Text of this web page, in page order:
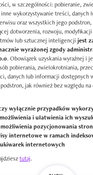
w szczególności: pobieranie,
wykorzystywanie treści, danych
oraz wszystkich jego
dotworzenia, rozwoju,
lub sztucznej inteligencji jest
wyrażonej zgody
. Obowiązek uzyskania wyraźnej i
pobierania, zwielokrotniania,
danych lub informacji dostępnych
jak również bez względu
wyłącznie przypadków
i ułatwienia ich
pozycjonowania
internetowe w ramach
internetowych
tutaj.